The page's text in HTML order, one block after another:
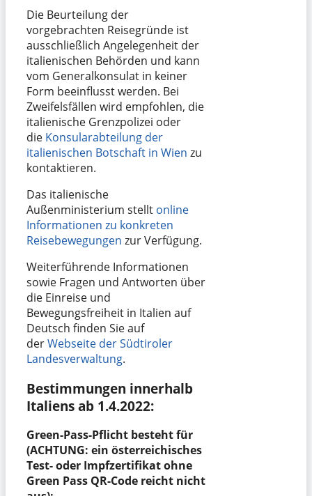
Die Beurteilung der
vorgebrachten Reisegründe ist
ausschließlich Angelegenheit der
italienischen Behörden und kann
vom Generalkonsulat in keiner
Form beeinflusst werden. Bei
Zweifelsfällen wird empfohlen, die
italienische Grenzpolizei oder
die Konsularabteilung der
italienischen Botschaft in Wien zu
kontaktieren.
Das italienische
Außenministerium stellt online
Informationen zu konkreten
Reisebewegungen zur Verfügung.
Weiterführende Informationen
sowie Fragen und Antworten über
die Einreise und
Bewegungsfreiheit in Italien auf
Deutsch finden Sie auf
derWebseite der Südtiroler
Landesverwaltung.
Bestimmungen innerhalb
Italiens ab 1.4.2022:
Green-Pass-Pflicht besteht für
(ACHTUNG: ein österreichisches
Test- oder Impfzertifikat ohne
Green Pass QR-Code reicht nicht